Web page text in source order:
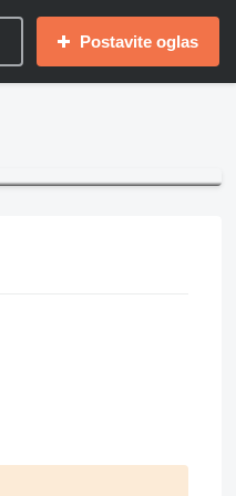
Postavite oglas